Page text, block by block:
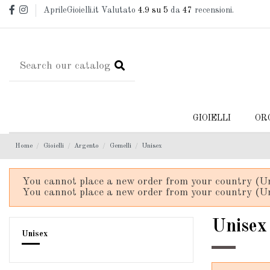
AprileGioielli.it Valutato4.9 su 5 da47 recensioni.
GIOIELLI
Home Gioielli Argento Gemelli Unisex
You cannot place a new order from your country
You cannot place a new order from your country
Unisex
Unisex